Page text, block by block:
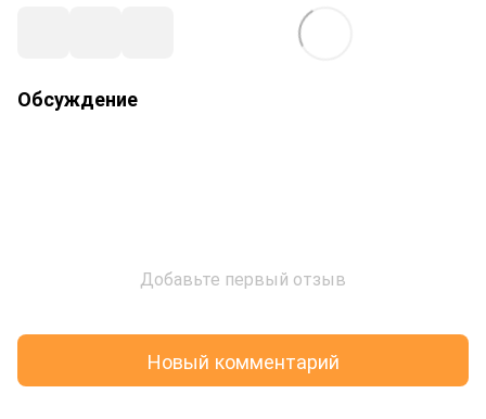
Обсуждение
Добавьте первый отзыв
Новый комментарий